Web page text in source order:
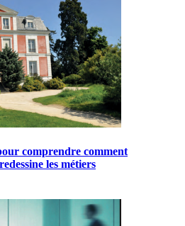
comprendre comment
les métiers